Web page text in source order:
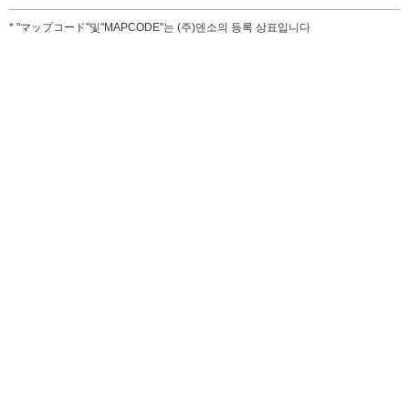
* "マップコード"및"MAPCODE"는 (주)덴소의 등록 상표입니다